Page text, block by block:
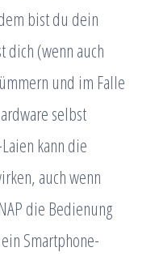
bist du dein
dich (wenn auch
und im Falle
selbst
kann die
auch wenn
die Bedienung
Smartphone-